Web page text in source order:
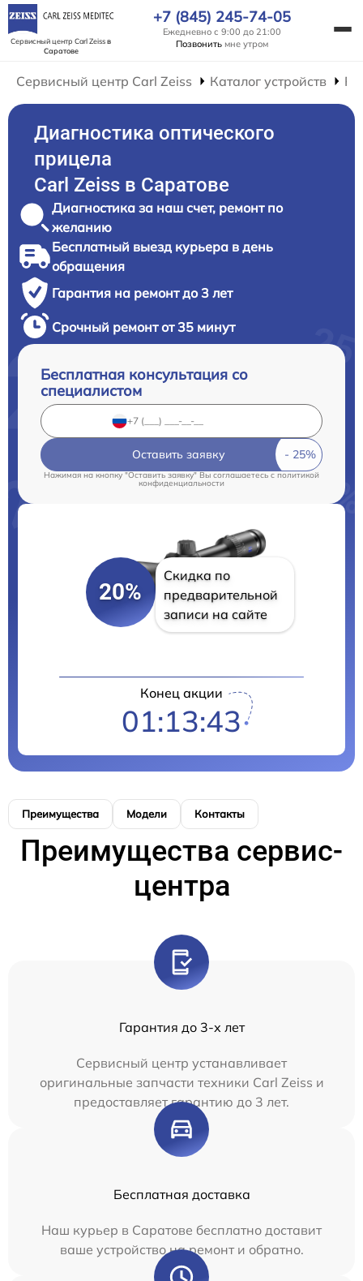
Сервисный центр Carl Zeissв
Саратове
+7 (845) 245-74-05
Ежедневно с 9:00 до 21:00
Позвонить мне утром
Сервисный центр Carl Zeiss Каталог устройств
Диагностика оптического
прицела
Carl Zeiss в Саратове
Диагностика за наш счет, ремонт по
желанию
Бесплатный выезд курьера в день
обращения
Гарантия на ремонт до 3 лет
Срочный ремонт от 35 минут
Бесплатная консультация со
специалистом
Оставить заявку
Нажимая на кнопку "Оставить заявку" Вы соглашаетесь cполитикой
конфиденциальности
20%
Скидка по
предварительной
записи на сайте
Конец акции
01:13:43
Преимущества Модели Контакты
Преимущества сервис-
центра
Гарантия до 3-х лет
Сервисный центр устанавливает
оригинальные запчасти техники Carl Zeiss и
предоставляет гарантию до 3 лет.
Бесплатная доставка
Наш курьер в Саратове бесплатно доставит
ваше устройство на ремонт и обратно.